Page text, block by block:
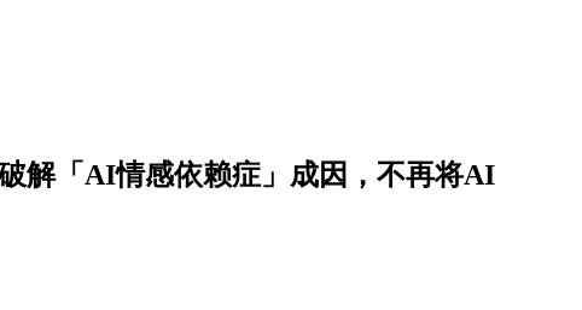
解「AI情感依赖症」成因，不再将AI